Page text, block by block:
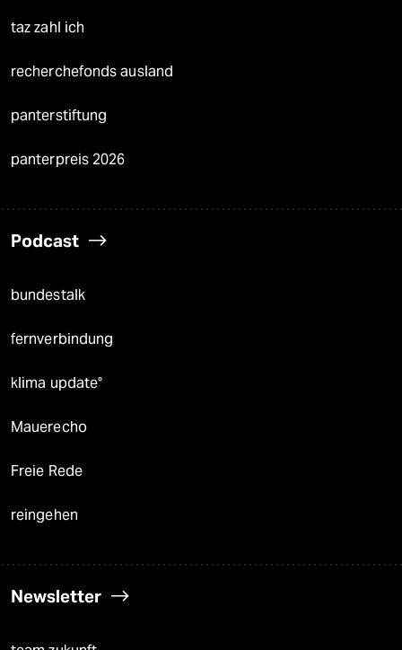
taz zahl ich
recherchefonds ausland
panterstiftung
panterpreis 2026
Podcast
bundestalk
fernverbindung
klima update°
Mauerecho
Freie Rede
reingehen
Newsletter